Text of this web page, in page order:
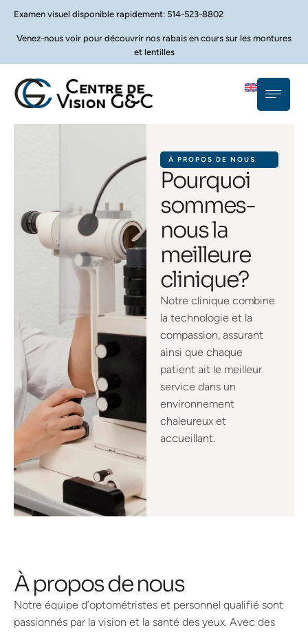
Examen visuel disponible rapidement: 514-523-8802
Venez-nous voir pour découvrir nos rabais en cours sur les montures
et lentilles
À PROPOS DE NOUS
Pourquoi
sommes-
nous la
meilleure
clinique?
Notre clinique combine
la technologie et la
compassion, assurant
ainsi que chaque
patient ait le meilleur
service dans un
environnement
chaleureux et
accueillant.
À propos de nous
Notre équipe d’optométristes et personnel qualifié sont
passionnés par la vision et la santé des yeux. Avec des